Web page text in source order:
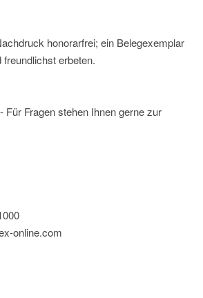
honorarfrei; ein Belegexemplar
erbeten.
Für Fragen stehen Ihnen gerne zur
online.com